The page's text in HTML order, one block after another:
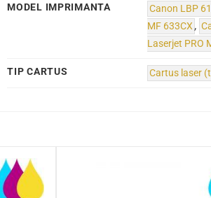
MODEL IMPRIMANTA Canon LBP
MF 633CX,
Laserjet PRO
TIP CARTUS Cartus laser